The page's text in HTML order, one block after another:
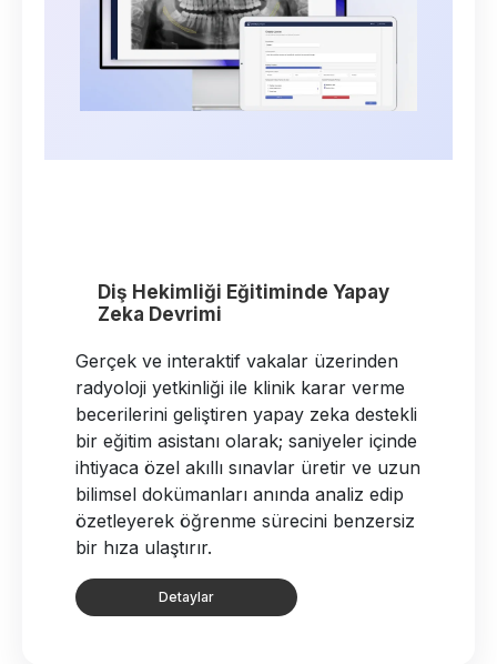
Diş Hekimliği Eğitiminde Yapay
Zeka Devrimi
Gerçek ve interaktif vakalar üzerinden
radyoloji yetkinliği ile klinik karar verme
becerilerini geliştiren yapay zeka destekli
bir eğitim asistanı olarak; saniyeler içinde
ihtiyaca özel akıllı sınavlar üretir ve uzun
bilimsel dokümanları anında analiz edip
özetleyerek öğrenme sürecini benzersiz
bir hıza ulaştırır.
Detaylar